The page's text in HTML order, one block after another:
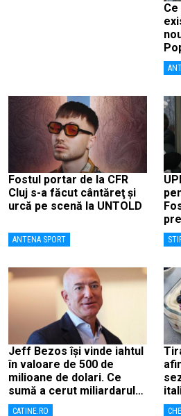
Fostul portar de la CFR
Cluj s-a făcut cântăreţ şi
urcă pe scenă la UNTOLD
ANTENA SPORT
fi
de
Jeff Bezos își vinde iahtul
în valoare de 500 de
milioane de dolari. Ce
sumă a cerut miliardarul
pentru nava sa, Koru
CATINE.RO